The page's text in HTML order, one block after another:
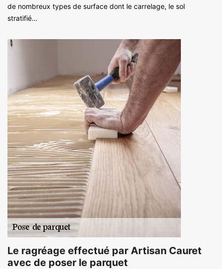
de nombreux types de surface dont le carrelage, le sol
stratifié…
Le ragréage effectué par Artisan Cauret
avec de poser le parquet